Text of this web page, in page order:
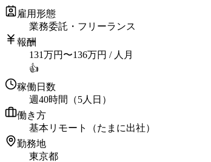
雇用形態
業務委託・フリーランス
報酬
131万円 〜136万円 / 人月
👍
稼働日数
週40時間（5人日）
働き方
基本リモート（たまに出社）
勤務地
東京都